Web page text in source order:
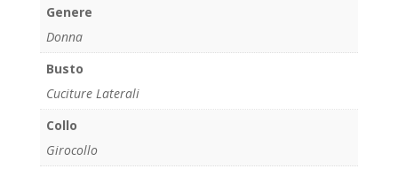
Genere
Donna
Busto
Cuciture Laterali
Collo
Girocollo